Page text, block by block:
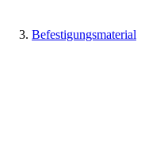
Befestigungsmaterial